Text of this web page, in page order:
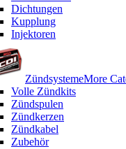
Dichtungen
Kupplung
Injektoren
ZündsystemeMore
Volle Zündkits
Zündspulen
Zündkerzen
Zündkabel
Zubehör